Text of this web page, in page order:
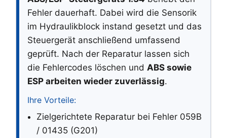
Fehler dauerhaft. Dabei wird die Sensorik
im Hydraulikblock instand gesetzt und das
Steuergerät anschließend umfassend
geprüft. Nach der Reparatur lassen sich
die Fehlercodes löschen und ABS sowie
ESP arbeiten wieder zuverlässig.
Ihre Vorteile:
Zielgerichtete Reparatur bei Fehler 059B
/ 01435 (G201)